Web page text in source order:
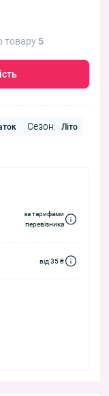
товару 5
Сезон: Літо
за тарифами
перевізника
від 35 ₴